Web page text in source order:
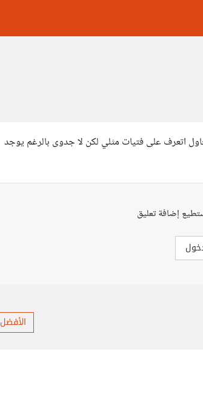
اتعرف على فتيات مثلي لكن لا جدوى بالرغم يوجد
إضافة تعليق
الأفضل